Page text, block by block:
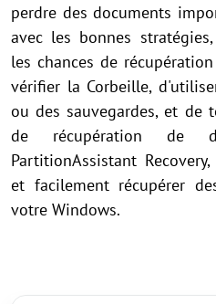
perdre des documents
avec les bonnes
les chances de
vérifier la Corbeille,
ou des sauvegardes, et de
de récupération de
PartitionAssistant
et facilement récupérer
votre Windows.